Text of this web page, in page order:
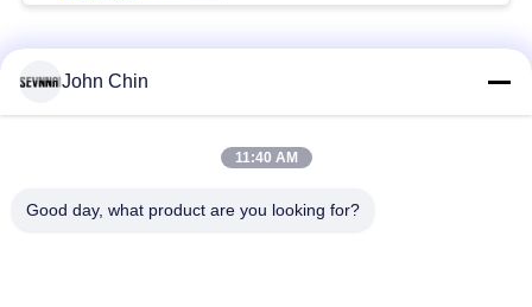
Catégories populaires
Tissu en nylon
John Chin
11:40 AM
Good day, what product are you looking for?